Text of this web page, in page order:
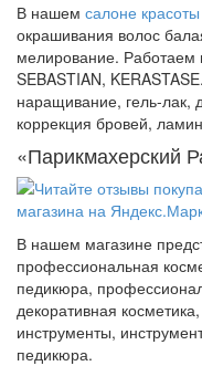
В нашем салоне красоты
окрашивания волос
мелирование. Работаем
SEBASTIAN,
наращивание, гель-лак,
коррекция бровей,
«Парикмахерский
В нашем магазине
профессиональная
педикюра,
декоративная
инструменты,
педикюра.